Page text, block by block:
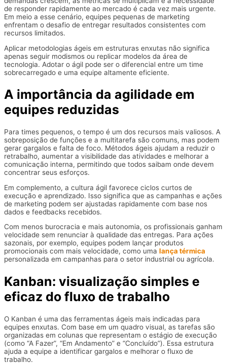
de responder rapidamente ao mercado é cada vez mais urgente.
Em meio a esse cenário, equipes pequenas de marketing
enfrentam o desafio de entregar resultados consistentes com
recursos limitados.
Aplicar metodologias ágeis em estruturas enxutas não significa
apenas seguir modismos ou replicar modelos da área de
tecnologia. Adotar o ágil pode ser o diferencial entre um time
sobrecarregado e uma equipe altamente eficiente.
A importância da agilidade em
equipes reduzidas
Para times pequenos, o tempo é um dos recursos mais valiosos. A
sobreposição de funções e a multitarefa são comuns, mas podem
gerar gargalos e falta de foco. Métodos ágeis ajudam a reduzir o
retrabalho, aumentar a visibilidade das atividades e melhorar a
comunicação interna, permitindo que todos saibam onde devem
concentrar seus esforços.
Em complemento, a cultura ágil favorece ciclos curtos de
execução e aprendizado. Isso significa que as campanhas e ações
de marketing podem ser ajustadas rapidamente com base nos
dados e feedbacks recebidos.
Com menos burocracia e mais autonomia, os profissionais ganham
velocidade sem renunciar à qualidade das entregas. Para ações
sazonais, por exemplo, equipes podem lançar produtos
promocionais com mais velocidade, como uma lança térmica
personalizada em campanhas para o setor industrial ou agrícola.
Kanban: visualização simples e
eficaz do fluxo de trabalho
O Kanban é uma das ferramentas ágeis mais indicadas para
equipes enxutas. Com base em um quadro visual, as tarefas são
organizadas em colunas que representam o estágio de execução
(como “A Fazer”, “Em Andamento” e “Concluído”). Essa estrutura
ajuda a equipe a identificar gargalos e melhorar o fluxo de
trabalho.